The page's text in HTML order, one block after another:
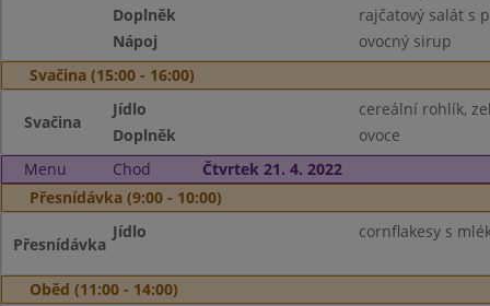
Doplněk
rajčatový salát s
Nápoj
ovocný sirup
Svačina (15:00 - 16:00)
Svačina
Jídlo
cereální rohlík,
Doplněk
ovoce
Menu
Chod
Čtvrtek 21. 4. 2022
Přesnídávka (9:00 - 10:00)
Přesnídávka
Jídlo cornflakesy s
Oběd (11:00 - 14:00)